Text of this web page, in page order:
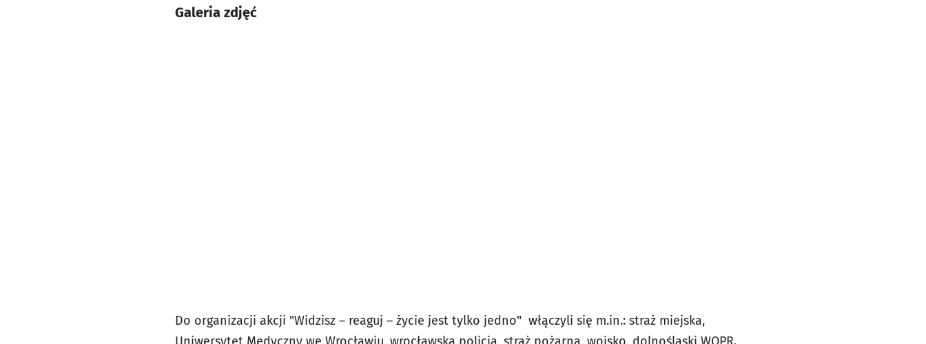
Galeria zdjęć
Do organizacji akcji "Widzisz – reaguj – życie jest tylko jedno" włączyli się m.in.: straż miejska,